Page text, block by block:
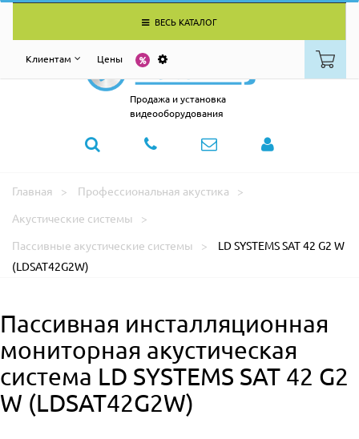
ВЕСЬ КАТАЛОГ
Клиентам Цены
Продажа и установка
видеооборудования
Главная
Профессиональная акустика
Акустические системы
Пассивные акустические системы
LD SYSTEMS SAT 42 G2 W
(LDSAT42G2W)
Пассивная инсталляционная
мониторная акустическая
система LD SYSTEMS SAT 42 G2
W (LDSAT42G2W)